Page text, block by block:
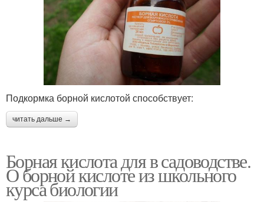
Подкормка борной кислотой способствует:
читать дальше →
Борная кислота для в садоводстве.
О борной кислоте из школьного
курса биологии